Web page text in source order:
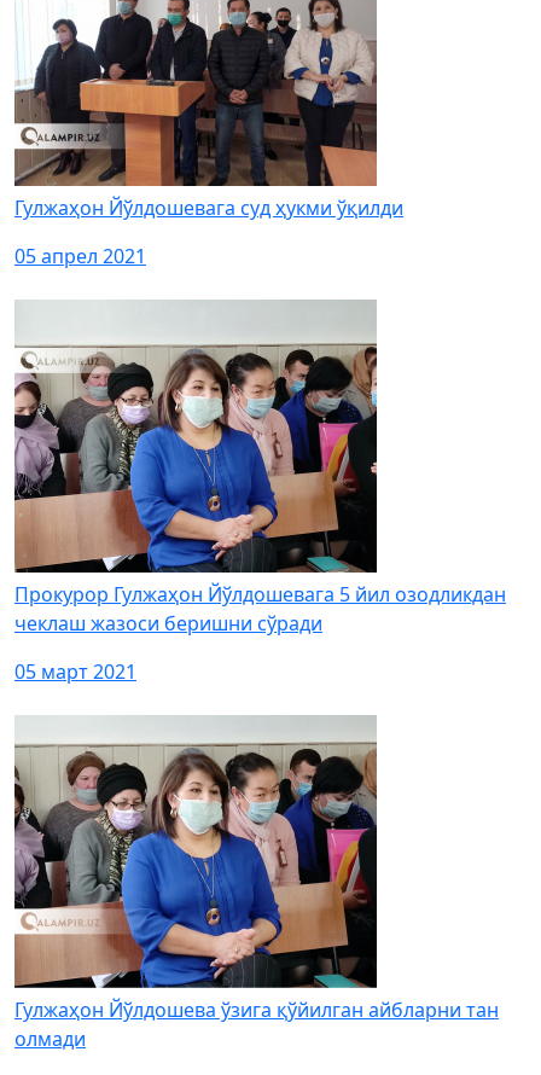
Гулжаҳон Йўлдошевага суд ҳукми ўқилди
05 апрел 2021
Прокурор Гулжаҳон Йўлдошевага 5 йил озодликдан
чеклаш жазоси беришни сўради
05 март 2021
Гулжаҳон Йўлдошева ўзига қўйилган айбларни тан
олмади